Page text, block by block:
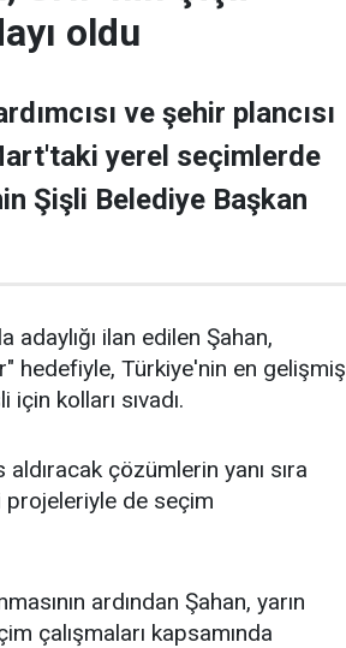
oldu
ve şehir plancısı
yerel seçimlerde
Şişli Belediye Başkan
adaylığı ilan edilen Şahan,
hedefiyle, Türkiye'nin en gelişmiş
kolları sıvadı.
çözümlerin yanı sıra
projeleriyle de seçim
ardından Şahan, yarın
çalışmaları kapsamında